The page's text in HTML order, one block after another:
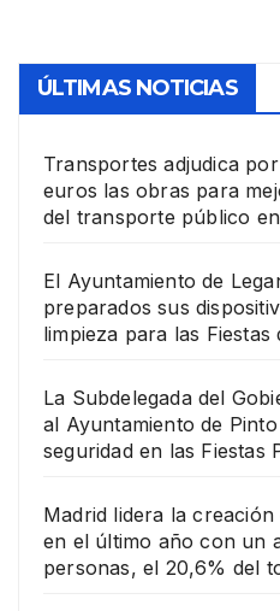
ÚLTIMAS NOTICIAS
Transportes adjudica
euros las obras para
del transporte público
El Ayuntamiento de
preparados sus
limpieza para las Fiestas
La Subdelegada del
al Ayuntamiento de
seguridad en las Fiestas
Madrid lidera la
en el último año con un
personas, el 20,6% del